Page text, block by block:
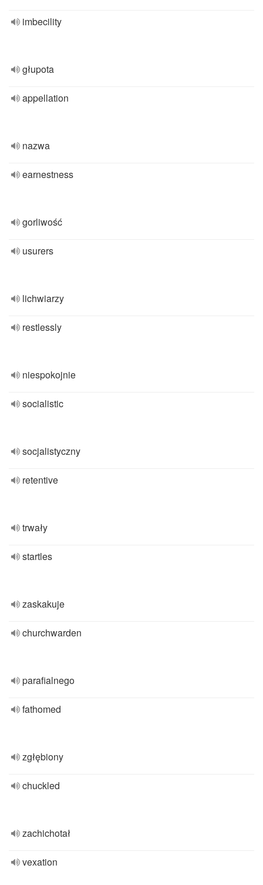
imbecility
głupota
appellation
nazwa
earnestness
gorliwość
usurers
lichwiarzy
restlessly
niespokojnie
socialistic
socjalistyczny
retentive
trwały
startles
zaskakuje
churchwarden
parafialnego
fathomed
zgłębiony
chuckled
zachichotał
vexation